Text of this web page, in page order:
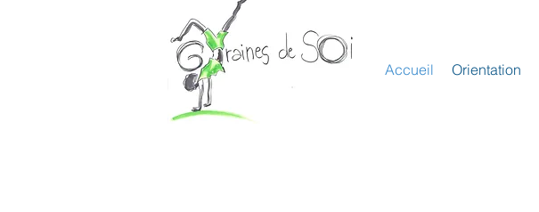
Accueil Orientation